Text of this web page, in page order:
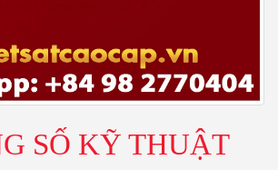
SỐ KỸ THUẬT